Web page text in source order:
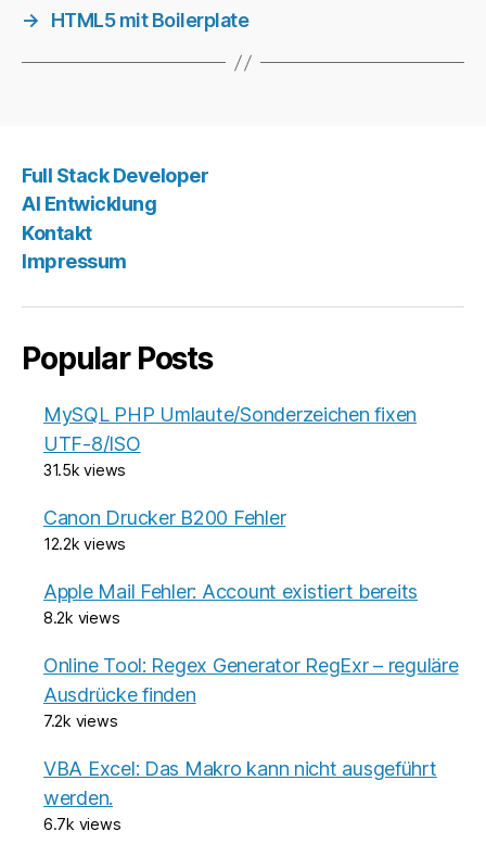
→
HTML5 mit Boilerplate
Full Stack Developer
AI Entwicklung
Kontakt
Impressum
Popular Posts
MySQL PHP Umlaute/Sonderzeichen fixen
UTF-8/ISO
31.5k views
Canon Drucker B200 Fehler
12.2k views
Apple Mail Fehler: Account existiert bereits
8.2k views
Online Tool: Regex Generator RegExr – reguläre
Ausdrücke finden
7.2k views
VBA Excel: Das Makro kann nicht ausgeführt
werden.
6.7k views